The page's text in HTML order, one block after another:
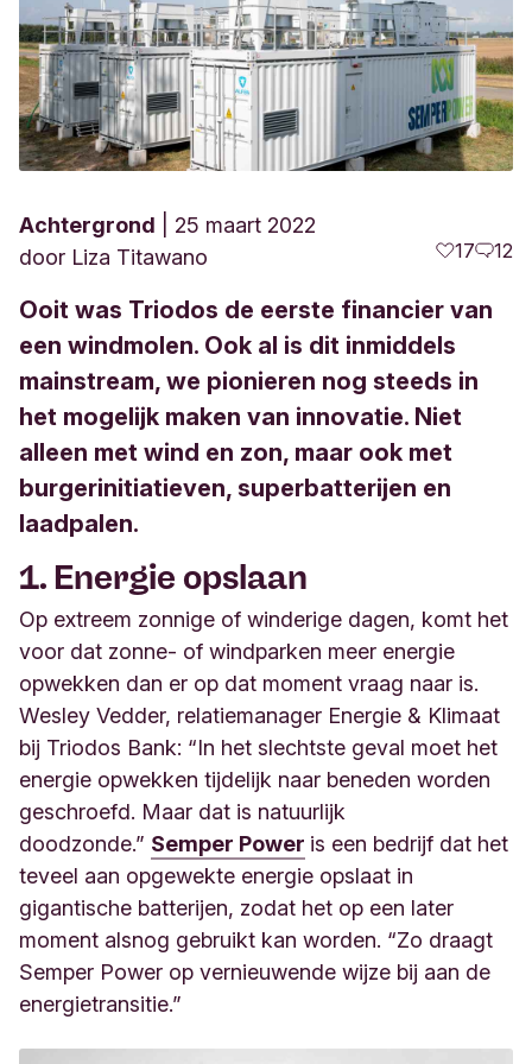
Achtergrond
25 maart 2022
door Liza Titawano 17 12
Ooit was Triodos de eerste financier van
een windmolen. Ook al is dit inmiddels
mainstream, we pionieren nog steeds in
het mogelijk maken van innovatie. Niet
alleen met wind en zon, maar ook met
burgerinitiatieven, superbatterijen en
laadpalen.
1. Energie opslaan
Op extreem zonnige of winderige dagen, komt het
voor dat zonne- of windparken meer energie
opwekken dan er op dat moment vraag naar is.
Wesley Vedder, relatiemanager Energie & Klimaat
bij Triodos Bank: “In het slechtste geval moet het
energie opwekken tijdelijk naar beneden worden
geschroefd. Maar dat is natuurlijk
doodzonde.” Semper Power is een bedrijf dat het
teveel aan opgewekte energie opslaat in
gigantische batterijen, zodat het op een later
moment alsnog gebruikt kan worden. “Zo draagt
Semper Power op vernieuwende wijze bij aan de
energietransitie.”